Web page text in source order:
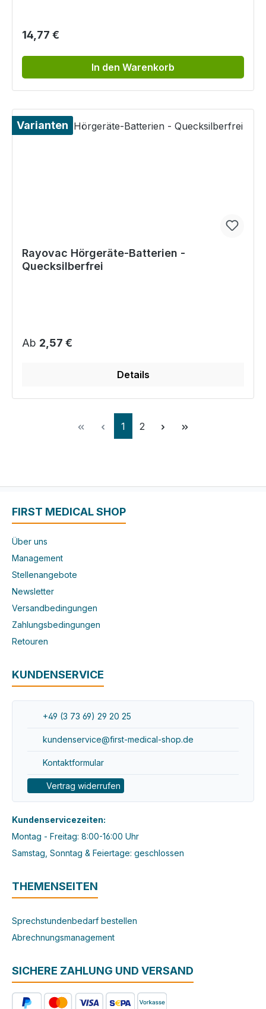
Regulärer Preis:
14,77 €
In den Warenkorb
Varianten
Rayovac Hörgeräte-Batterien -
Quecksilberfrei
Regulärer Preis:
Ab 2,57 €
Details
Seite
1 Seite
2
FIRST MEDICAL SHOP
Über uns
Management
Stellenangebote
Newsletter
Versandbedingungen
Zahlungsbedingungen
Retouren
KUNDENSERVICE
+49 (3 73 69) 29 20 25
kundenservice@first-medical-shop.de
Kontaktformular
Vertrag widerrufen
Kundenservicezeiten:
Montag - Freitag: 8:00-16:00 Uhr
Samstag, Sonntag & Feiertage: geschlossen
THEMENSEITEN
Sprechstundenbedarf bestellen
Abrechnungsmanagement
SICHERE ZAHLUNG UND VERSAND